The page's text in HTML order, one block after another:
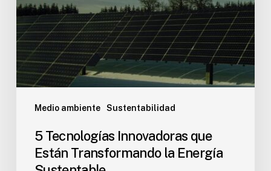
Medio ambiente Sustentabilidad
5 Tecnologías Innovadoras que
Están Transformando la Energía